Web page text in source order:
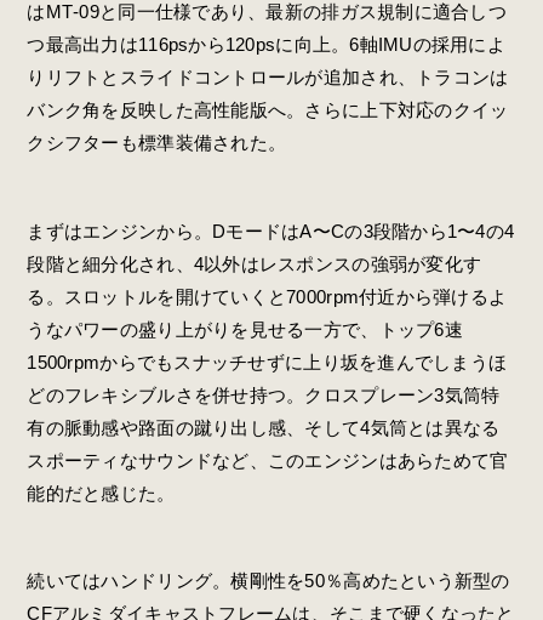
はMT‐09と同一仕様であり、最新の排ガス規制に適合しつ
つ最高出力は116psから120psに向上。6軸IMUの採用によ
りリフトとスライドコントロールが追加され、トラコンは
バンク角を反映した高性能版へ。さらに上下対応のクイッ
クシフターも標準装備された。
まずはエンジンから。DモードはA〜Cの3段階から1〜4の4
段階と細分化され、4以外はレスポンスの強弱が変化す
る。スロットルを開けていくと7000rpm付近から弾けるよ
うなパワーの盛り上がりを見せる一方で、トップ6速
1500rpmからでもスナッチせずに上り坂を進んでしまうほ
どのフレキシブルさを併せ持つ。クロスプレーン3気筒特
有の脈動感や路面の蹴り出し感、そして4気筒とは異なる
スポーティなサウンドなど、このエンジンはあらためて官
能的だと感じた。
続いてはハンドリング。横剛性を50％高めたという新型の
CFアルミダイキャストフレームは、そこまで硬くなったと